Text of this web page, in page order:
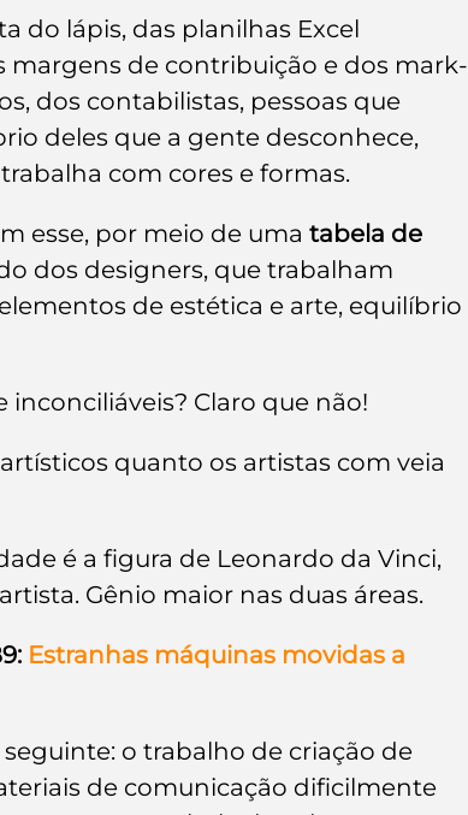
do lápis, das planilhas Excel
margens de contribuição e dos mark-
dos contabilistas, pessoas que
deles que a gente desconhece,
com cores e formas.
esse, por meio de uma tabela de
dos designers, que trabalham
de estética e arte, equilíbrio
Claro que não!
quanto os artistas com veia
é a figura de Leonardo da Vinci,
Gênio maior nas duas áreas.
Estranhas máquinas movidas a
o trabalho de criação de
de comunicação dificilmente